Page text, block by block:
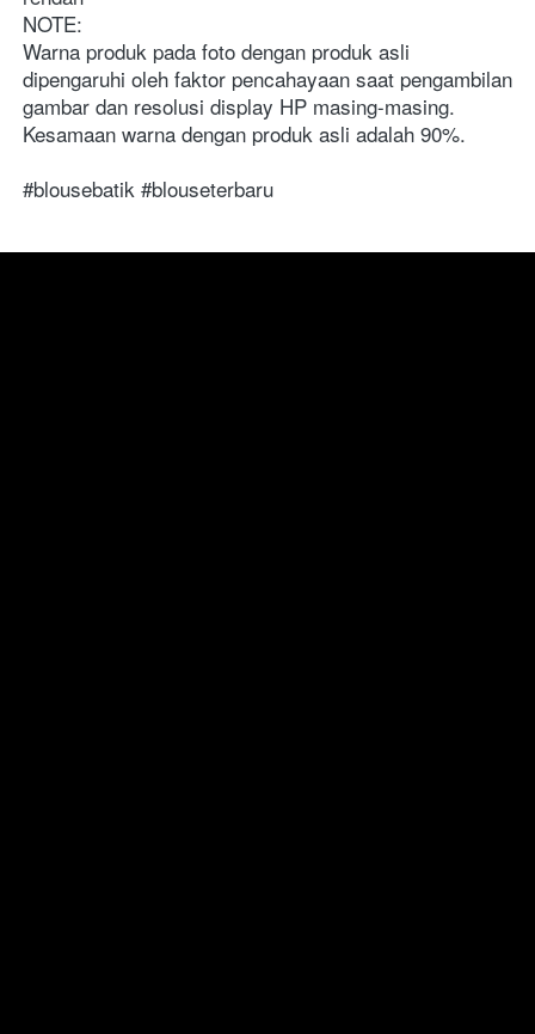
NOTE:
Warna produk pada foto dengan produk asli
dipengaruhi oleh faktor pencahayaan saat pengambilan
gambar dan resolusi display HP masing-masing.
Kesamaan warna dengan produk asli adalah 90%.
#blousebatik #blouseterbaru